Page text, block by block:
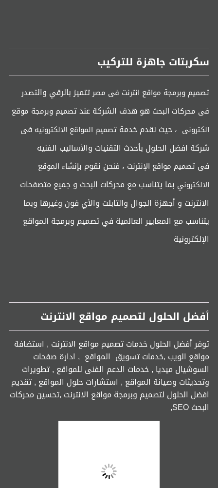
سكربتات جاهزة للتركيب
تصميم وبرمجة مواقع انترنت فى مصرتتميز بالرقي والتصدر
فى محركات البحث هو هدف الشركة عندتصميم وبرمجة موقع
الكترونى ، حيث نقدم خدمة تصميم المواقع الالكترونيه فى
شركة افضل الحلول بأحدث التقنيات والأساليب الفنيه
فى تصميم مواقع الإنترنت ، فنحن نقوم بإنشاء الموقع
الالكتروني بما يتناسب مع محركات البحث و جميع متصفحات
الانترنت و أجهزة الجوال والتابلت والأي فون وغيرها وبما
يتناسب مع المعايير العالمية في تصميم وبرمجة المواقع
الإلكترونية
أفضل الحلول لتصميم مواقع الانترنت
توفر أفضل الحلول خدمات تصميم مواقع الانترنت , استضافة
مواقع الويب ,خدمات تسويق المواقع , ادارة صفحات
السوشيال ميديا , خدمات الدعم الفنى للمواقع , تطويرات
وتحديثات وصيانة المواقع , استشارات حلول المواقع , تقديم
افضل الحلول لتصميم وبرمجة مواقع الانترنت ,تحسين محركات
البحث SEO,